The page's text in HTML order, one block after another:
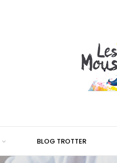
BLOG TROTTER